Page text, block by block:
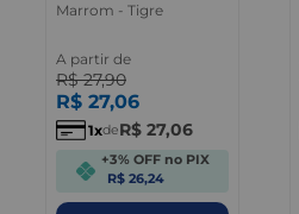
Marrom - Tigre
A partir de
R$ 27,90
R$ 27,06
1 deR$ 27,06
+3% OFF no PIX
R$ 26,24